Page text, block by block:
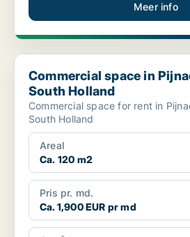
Meer info
Commercial space in Pijnacker-
Commercial space in
South Holland
Commercial space for rent in
South Holland
Areal
Ca. 120 m2
Pris pr. md.
Ca. 1,900 EUR pr md